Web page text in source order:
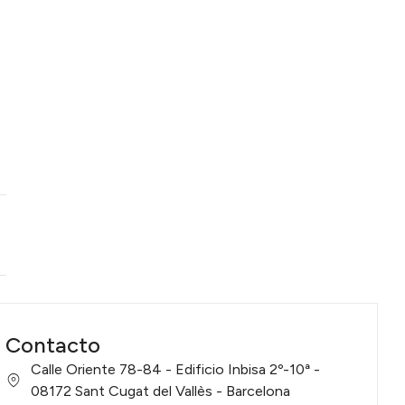
Contacto
Calle Oriente 78-84 - Edificio Inbisa 2º-10ª -
08172 Sant Cugat del Vallès - Barcelona